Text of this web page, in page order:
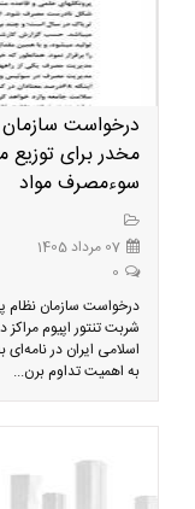
درخواست سازمان
مخدر برای توزیع
سوءمصرف مواد
07 مرداد 1405
0
درخواست سازمان نظام
شربت تنتور اپیوم
اسلامی ایران در نامه‌ای
به اهمیت تداوم برن...